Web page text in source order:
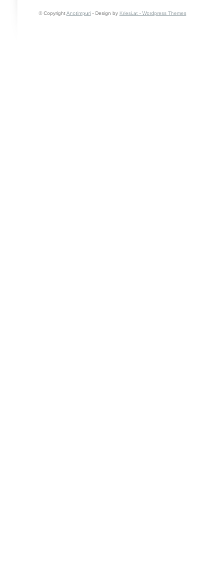
© CopyrightAnotimpuri - Design by Kriesi.at - Wordpress Themes